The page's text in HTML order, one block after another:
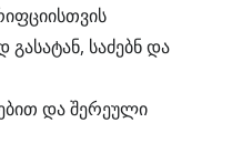
საძებნ და
და შერეული